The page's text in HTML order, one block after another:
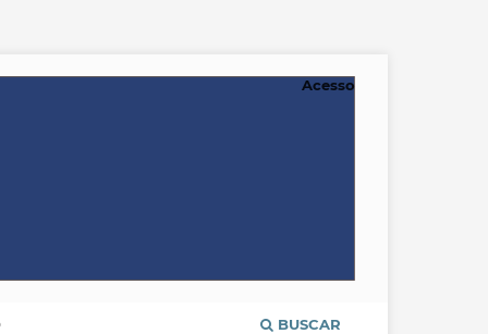
BUSCAR
Acesso